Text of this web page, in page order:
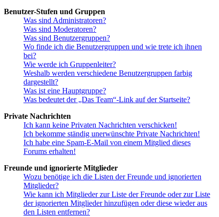
Benutzer-Stufen und Gruppen
Was sind Administratoren?
Was sind Moderatoren?
Was sind Benutzergruppen?
Wo finde ich die Benutzergruppen und wie trete ich ihnen
bei?
Wie werde ich Gruppenleiter?
Weshalb werden verschiedene Benutzergruppen farbig
dargestellt?
Was ist eine Hauptgruppe?
Was bedeutet der „Das Team“-Link auf der Startseite?
Private Nachrichten
Ich kann keine Privaten Nachrichten verschicken!
Ich bekomme ständig unerwünschte Private Nachrichten!
Ich habe eine Spam-E-Mail von einem Mitglied dieses
Forums erhalten!
Freunde und ignorierte Mitglieder
Wozu benötige ich die Listen der Freunde und ignorierten
Mitglieder?
Wie kann ich Mitglieder zur Liste der Freunde oder zur Liste
der ignorierten Mitglieder hinzufügen oder diese wieder aus
den Listen entfernen?